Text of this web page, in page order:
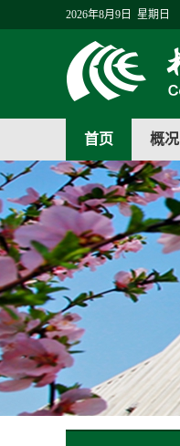
2026年8月9日 星期日
首页 概况